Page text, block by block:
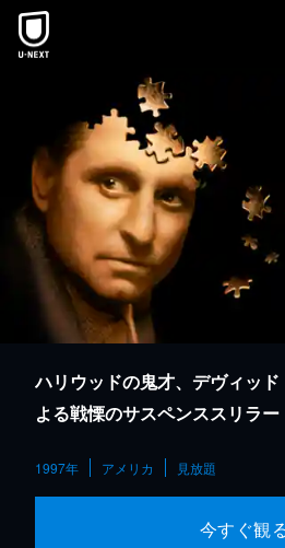
本文へスキップ
ハリウッドの鬼才、デヴィッ
よる戦慄のサスペンススリラー
1997年 アメリカ 見放題
今すぐ観